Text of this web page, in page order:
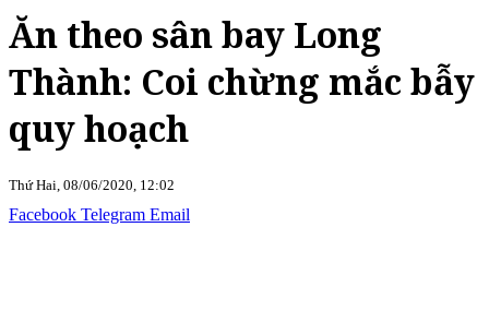
Ăn theo sân bay Long
Thành: Coi chừng mắc bẫy
quy hoạch
Thứ Hai, 08/06/2020, 12:02
Facebook Telegram Email